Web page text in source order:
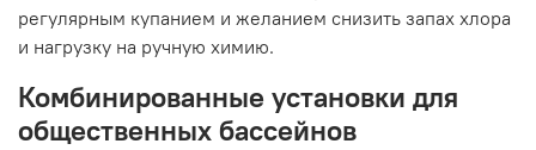
регулярным купанием и желанием снизить запах хлора
и нагрузку на ручную химию.
Комбинированные установки для
общественных бассейнов